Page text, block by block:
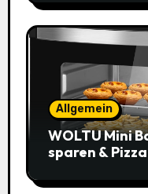
Allgemein
WOLTU Mini
sparen &